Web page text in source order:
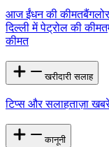
आज ईंधन की कीमत
दिल्ली में पेट्रोल की कीमत
कीमत
खरीदारी सलाह
टिप्स और सलाहताज़ा
कानूनी